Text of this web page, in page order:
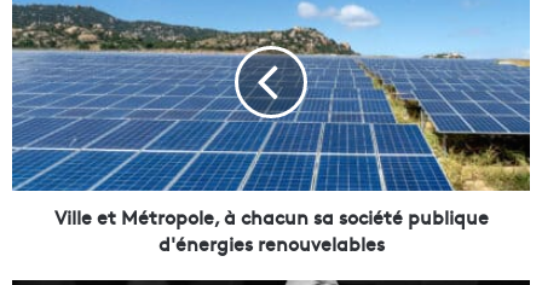
i
l
l
e
e
t
M
é
Ville et Métropole, à chacun sa société publique
d'énergies renouvelables